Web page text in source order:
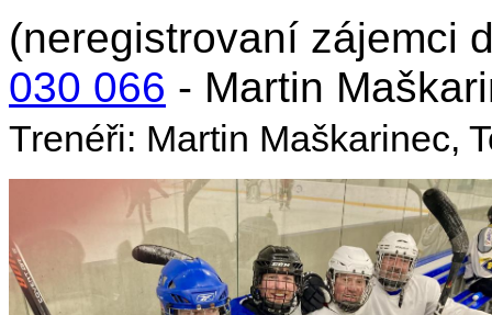
(neregistrovaní zájemci
030 066 - Martin
Trenéři: Martin Maškarinec,